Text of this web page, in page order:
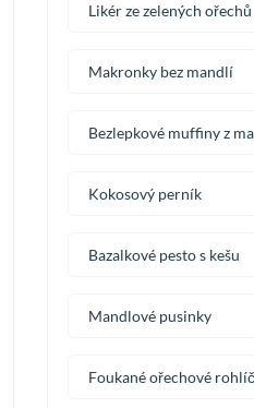
Likér ze zelených ořechů
Makronky bez mandlí
Bezlepkové muffiny z
Kokosový perník
Bazalkové pesto s kešu
Mandlové pusinky
Foukané ořechové